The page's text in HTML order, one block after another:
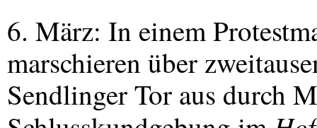
6. März: In einem
marschieren über
Sendlinger Tor aus durch